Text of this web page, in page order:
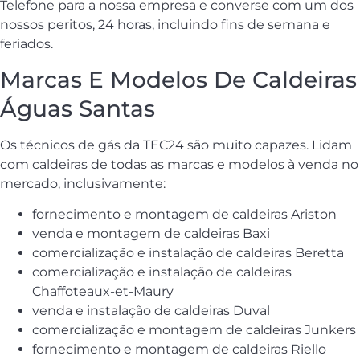
Telefone para a nossa empresa e converse com um dos
nossos peritos, 24 horas, incluindo fins de semana e
feriados.
Marcas E Modelos De Caldeiras
Águas Santas
Os técnicos de gás da TEC24 são muito capazes. Lidam
com caldeiras de todas as marcas e modelos à venda no
mercado, inclusivamente:
fornecimento e montagem de caldeiras Ariston
venda e montagem de caldeiras Baxi
comercialização e instalação de caldeiras Beretta
comercialização e instalação de caldeiras
Chaffoteaux-et-Maury
venda e instalação de caldeiras Duval
comercialização e montagem de caldeiras Junkers
fornecimento e montagem de caldeiras Riello